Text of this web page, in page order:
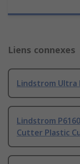
Liens connexes
Lindstrom Ultra
Lindstrom
Cutter Plastic